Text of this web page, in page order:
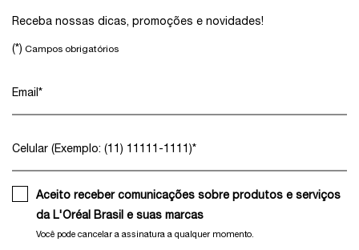
Receba nossas dicas, promoções e novidades!
(*) Campos obrigatórios
Email *
Celular (Exemplo: (11) 11111-1111)*
Aceito receber comunicações sobre produtos e serviços
da L'Oréal Brasil e suas marcas
Você pode cancelar a assinatura a qualquer momento.​